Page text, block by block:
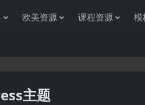
欧美资源 课程资源 模
主题